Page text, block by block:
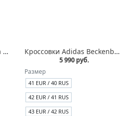
Кроссовки Adidas Samba Wales Bonner бежевые текстиль Кроссовки Adidas Beckenbauer белые кожа
5 990 руб.
Размер
41 EUR / 40 RUS
42 EUR / 41 RUS
43 EUR / 42 RUS